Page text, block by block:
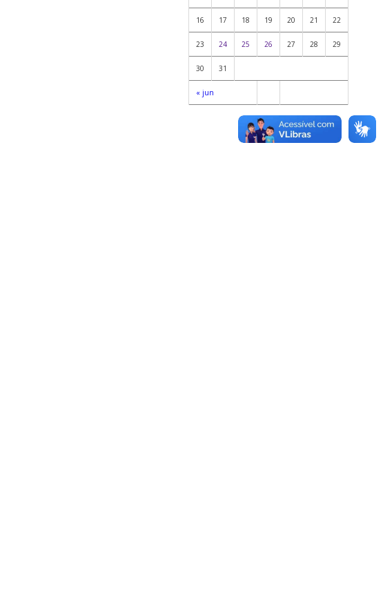
« jun
16 17 18 19 20 21 22
23 24 25 26 27 28 29
30 31